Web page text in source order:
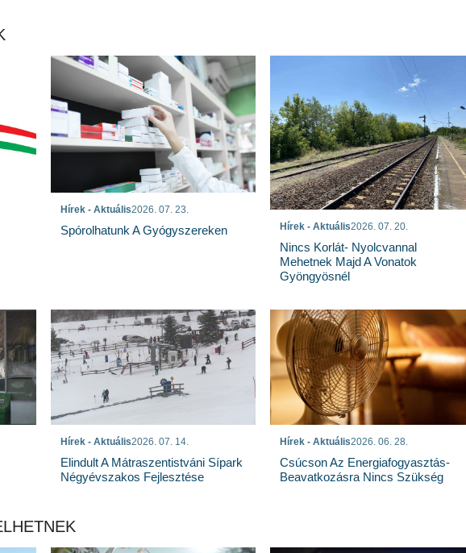
Hírek - Aktuális2026. 07. 23.
Spórolhatunk A Gyógyszereken Hírek - Aktuális2026. 07. 20.
Nincs Korlát- Nyolcvannal
Mehetnek Majd A Vonatok
Gyöngyösnél
Hírek - Aktuális2026. 07. 14.
Elindult A Mátraszentistváni Sípark
Négyévszakos Fejlesztése
Hírek - Aktuális2026. 06. 28.
Csúcson Az Energiafogyasztás-
Beavatkozásra Nincs Szükség